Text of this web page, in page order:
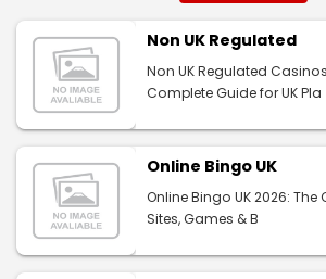
Non UK Regulated
Non UK Regulated
Complete Guide for UK Pla
Online Bingo UK
Online Bingo UK 2026:
Sites, Games & B